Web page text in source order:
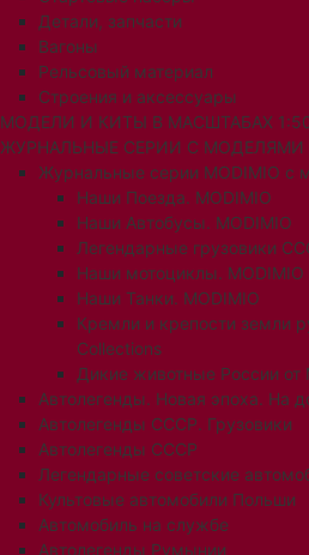
Детали, запчасти
Вагоны
Рельсовый материал
Строения и аксессуары
МОДЕЛИ И КИТЫ В МАСШТАБАХ
ЖУРНАЛЬНЫЕ СЕРИИ С МОДЕЛЯМИ
Журнальные серии MODIMIO с
Наши Поезда. MODIMIO
Наши Автобусы. MODIMIO
Легендарные грузовики
Наши мотоциклы. MODIMIO
Наши Танки. MODIMIO
Кремли и крепости земли
Collections
Дикие животные России от
Автолегенды. Новая эпоха. На
Автолегенды СССР. Грузовики
Автолегенды СССР
Легендарные советские
Культовые автомобили Польши
Автомобиль на службе
Автолегенды Румынии